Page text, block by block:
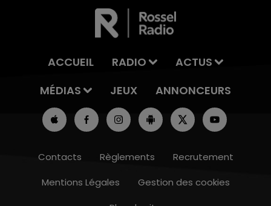
ACCUEIL RADIO
ACTUS
MÉDIAS
JEUX ANNONCEURS
Contacts Règlements
Recrutement
Mentions Légales
Gestion des cookies